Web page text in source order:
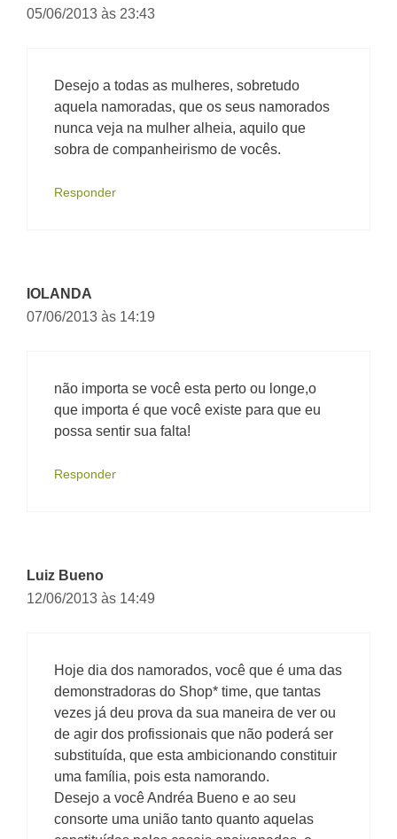
05/06/2013 às 23:43
Desejo a todas as mulheres, sobretudo
aquela namoradas, que os seus namorados
nunca veja na mulher alheia, aquilo que
sobra de companheirismo de vocês.
Responder
IOLANDA
07/06/2013 às 14:19
não importa se você esta perto ou longe,o
que importa é que você existe para que eu
possa sentir sua falta!
Responder
Luiz Bueno
12/06/2013 às 14:49
Hoje dia dos namorados, você que é uma das
demonstradoras do Shop* time, que tantas
vezes já deu prova da sua maneira de ver ou
de agir dos profissionais que não poderá ser
substituída, que esta ambicionando constituir
uma família, pois esta namorando.
Desejo a você Andréa Bueno e ao seu
consorte uma união tanto quanto aquelas